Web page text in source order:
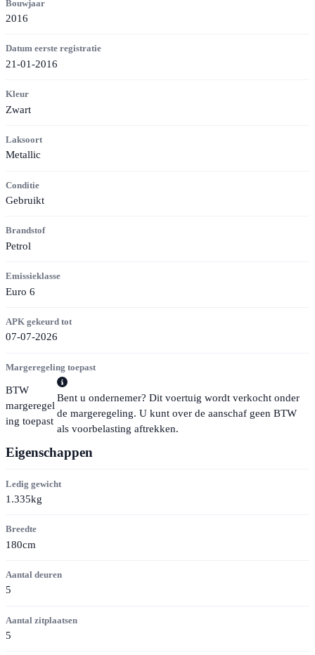
Bouwjaar
2016
Datum eerste registratie
21-01-2016
Kleur
Zwart
Laksoort
Metallic
Conditie
Gebruikt
Brandstof
Petrol
Emissieklasse
Euro 6
APK gekeurd tot
07-07-2026
Margeregeling toepast
BTW
margeregel
ing toepast
Bent u ondernemer? Dit voertuig wordt verkocht onder
de margeregeling. U kunt over de aanschaf geen BTW
als voorbelasting aftrekken.
Eigenschappen
Ledig gewicht
1.335kg
Breedte
180cm
Aantal deuren
5
Aantal zitplaatsen
5